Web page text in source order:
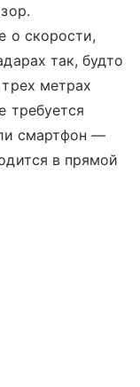
о скорости,
так, будто
метрах
требуется
смартфон —
в прямой